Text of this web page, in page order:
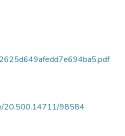
20.500.14711/98584